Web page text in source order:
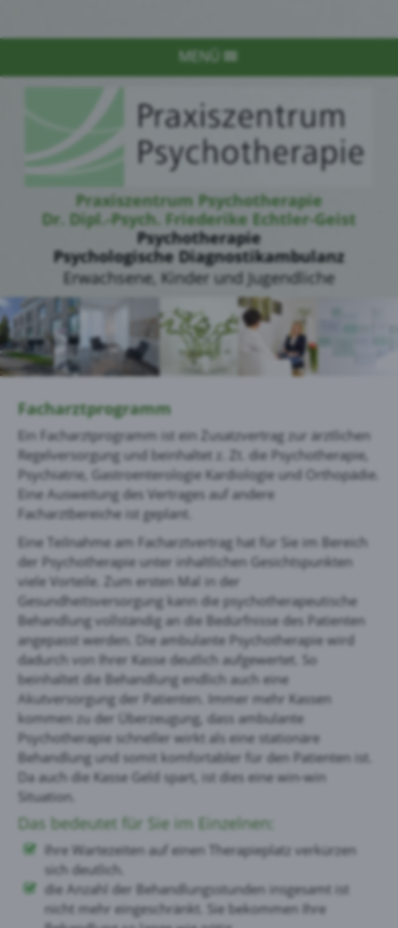
MENÜ
Praxiszentrum Psychotherapie
Dr. Dipl.-Psych. Friederike Echtler-Geist
Psychotherapie
Psychologische Diagnostikambulanz
Erwachsene, Kinder und Jugendliche
Facharzt­programm
Ein Facharztprogramm ist ein Zusatzvertrag zur ärztlichen
Regelversorgung und beinhaltet z. Zt. die Psychotherapie,
Psychiatrie, Gastroenterologie Kardiologie und Orthopädie.
Eine Ausweitung des Vertrages auf andere
Facharztbereiche ist geplant.
Eine Teilnahme am Facharztvertrag hat für Sie im Bereich
der Psychotherapie unter inhaltlichen Gesichtspunkten
viele Vorteile. Zum ersten Mal in der
Gesundheitsversorgung kann die psychotherapeutische
Behandlung vollständig an die Bedürfnisse des Patienten
angepasst werden. Die ambulante Psychotherapie wird
dadurch von Ihrer Kasse deutlich aufgewertet. So
beinhaltet die Behandlung endlich auch eine
Akutversorgung der Patienten. Immer mehr Kassen
kommen zu der Überzeugung, dass ambulante
Psychotherapie schneller wirkt als eine stationäre
Behandlung und somit komfortabler für den Patienten ist.
Da auch die Kasse Geld spart, ist dies eine win-win
Situation.
Das bedeutet für Sie im Einzelnen:
Ihre Wartezeiten auf einen Therapieplatz verkürzen
sich deutlich.
die Anzahl der Behandlungsstunden insgesamt ist
nicht mehr eingeschränkt. Sie bekommen Ihre